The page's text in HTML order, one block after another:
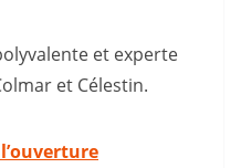
et experte
et Célestin.